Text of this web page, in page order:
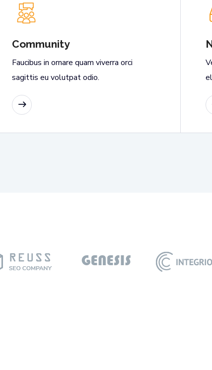
Community
Faucibus in ornare quam viverra orci
sagittis eu volutpat odio.